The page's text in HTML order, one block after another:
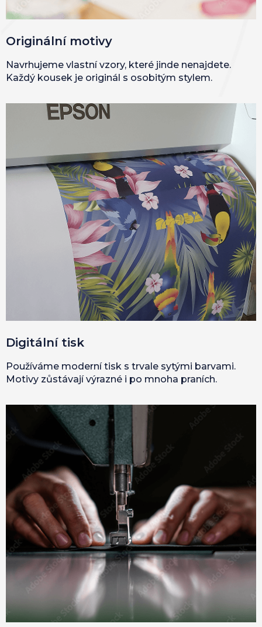
Originální motivy
Navrhujeme vlastní vzory, které jinde nenajdete.
Každý kousek je originál s osobitým stylem.
Digitální tisk
Používáme moderní tisk s trvale sytými barvami.
Motivy zůstávají výrazné i po mnoha praních.